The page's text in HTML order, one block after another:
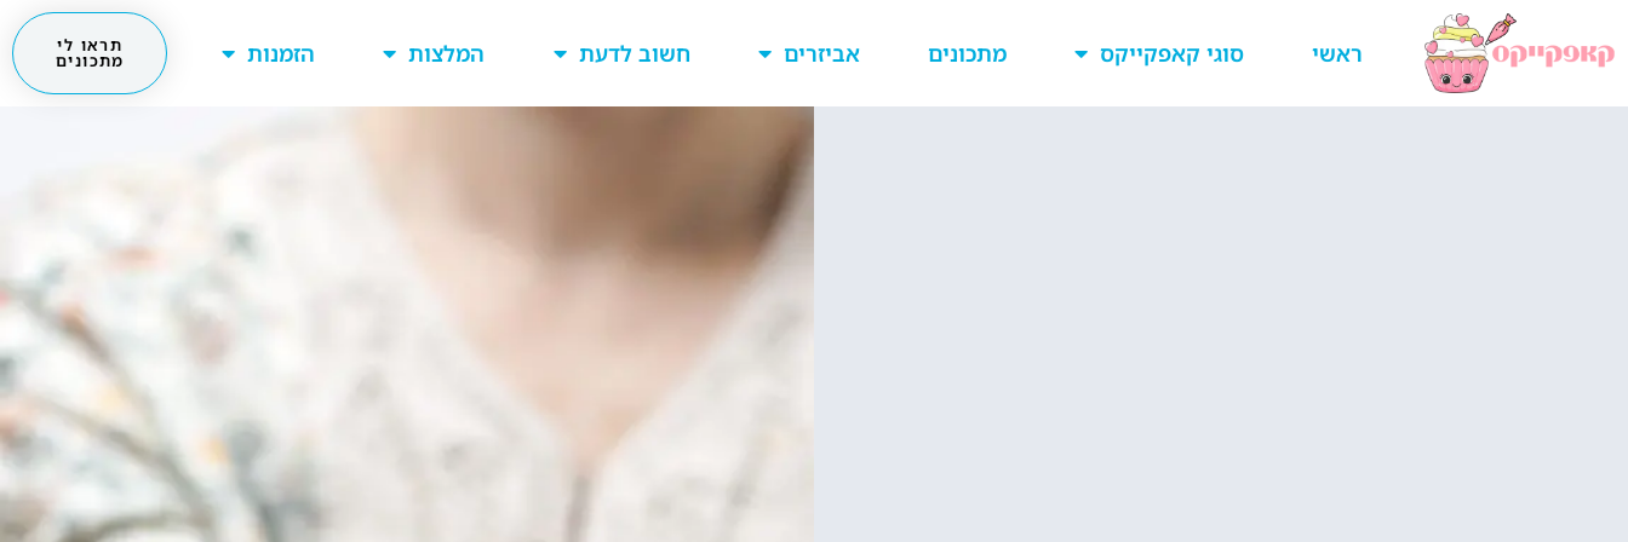
ראשי סוגי קאפקייקס מתכונים אביזרים חשוב לדעת המלצות הזמנות תראו לי
מתכונים